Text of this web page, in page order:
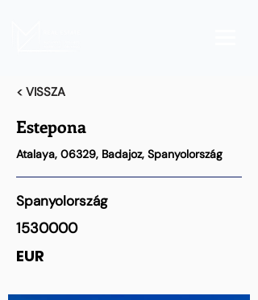
< VISSZA
Estepona
Atalaya, 06329, Badajoz, Spanyolország
Spanyolország
1530000
EUR